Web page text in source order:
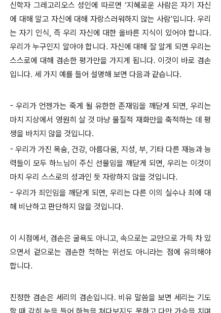
신학자 그레고리오스 성인에 따르면 ‘지혜로운 사람은 자기 자신
에 대해 알고 자신에 대해 자랑스러워하지 않는 사람’입니다. 우리
는 자기 인식, 즉 우리 자신에 대한 올바른 지식이 있어야 합니다.
우리가 누구인지 알아야 합니다. 자신에 대해 잘 알게 되면 우리는
스스로에 대해 겸손한 평가만을 가지게 됩니다. 이것이 바로 겸손
입니다. 세 가지 예를 들어 설명해 보면 다음과 같습니다.
- 우리가 언젠가는 죽게 될 유한한 존재임을 깨닫게 되면, 우리는
마치 지상에서 영원히 살 것 마냥 물질적 재화만을 축적하는 데 평
생을 바치지 않을 것입니다.
- 우리가 가진 목숨, 건강, 아름다움, 지성, 부, 기타 다른 재능과 능
력들이 모두 하느님이 주신 선물임을 깨닫게 되면, 우리는 이것이
마치 우리 스스로의 성과인 듯 자랑하지 않을 것입니다.
- 우리가 죄인임을 깨닫게 되면, 우리는 다른 이의 실수나 죄에 대
해 비난하고 판단하지 않을 것입니다.
이 시점에서, 겸손은 굴욕도 아니고, 속으로는 교만으로 가득 차 있
으면서 겉으로는 겸손한 척하는 위선도 아니라는 점에 유의해야
합니다.
진정한 겸손은 세리의 겸손입니다. 비유 말씀을 보면 세리는 기도